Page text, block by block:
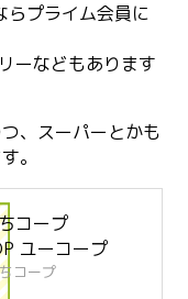
プライム会員に
ーなどもあります
、スーパーとかも
。
コープ
ユーコープ
コープ